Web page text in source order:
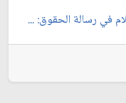
في رسالة الحقوق: ...